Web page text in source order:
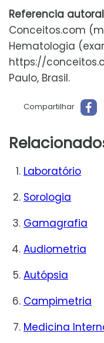
Referencia
Conceitos.com
Hematologia
https://
Paulo, Brasil.
Compartilhar
Laboratório
Sorologia
Gamagrafia
Audiometria
Autópsia
Campimetria
Medicina